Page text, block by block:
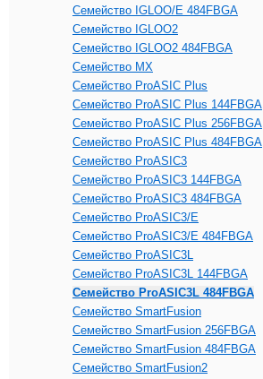
Семейство IGLOO/e 484FBGA
Семейство IGLOO2
Семейство IGLOO2 484FBGA
Семейство MX
Семейство ProASIC Plus
Семейство ProASIC Plus 144FBGA
Семейство ProASIC Plus 256FBGA
Семейство ProASIC Plus 484FBGA
Семейство ProASIC3
Семейство ProASIC3 144FBGA
Семейство ProASIC3 484FBGA
Семейство ProASIC3/E
Семейство ProASIC3/E 484FBGA
Семейство ProASIC3L
Семейство ProASIC3L 144FBGA
Семейство ProASIC3L 484FBGA
Семейство SmartFusion
Семейство SmartFusion 256FBGA
Семейство SmartFusion 484FBGA
Семейство SmartFusion2